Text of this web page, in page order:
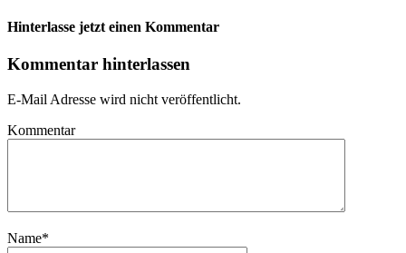
Hinterlasse jetzt einen Kommentar
Kommentar hinterlassen
E-Mail Adresse wird nicht veröffentlicht.
Kommentar
Name*